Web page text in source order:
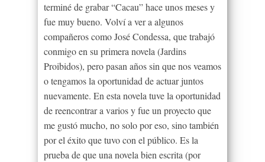
terminé de grabar “Cacau” hace unos meses y
fue muy bueno. Volví a ver a algunos
compañeros como José Condessa, que trabajó
conmigo en su primera novela (Jardins
Proibidos), pero pasan años sin que nos veamos
o tengamos la oportunidad de actuar juntos
nuevamente. En esta novela tuve la oportunidad
de reencontrar a varios y fue un proyecto que
me gustó mucho, no solo por eso, sino también
por el éxito que tuvo con el público. Es la
prueba de que una novela bien escrita (por